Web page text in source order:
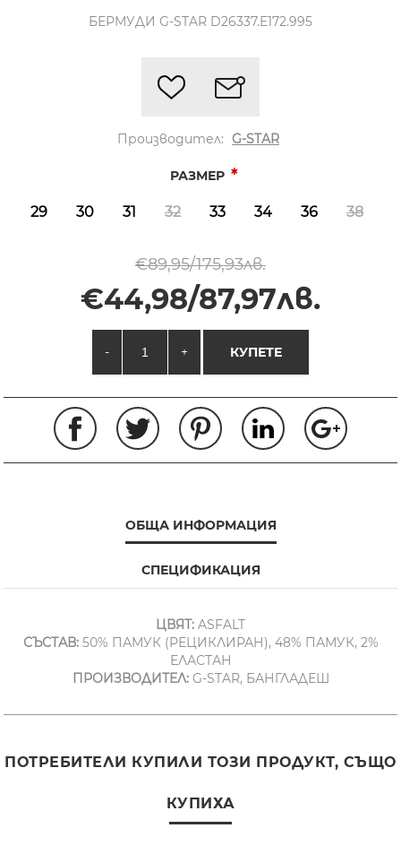
БЕРМУДИ G-STAR D26337.E172.995
Производител: G-STAR
РАЗМЕР *
29 30 31 32 33 34 36 38
€89,95/175,93лв.
€44,98/87,97лв.
- + КУПЕТЕ
ОБЩА ИНФОРМАЦИЯ
СПЕЦИФИКАЦИЯ
ЦВЯТ: ASFALT
СЪСТАВ:50% ПАМУК (РЕЦИКЛИРАН), 48% ПАМУК, 2%
ЕЛАСТАН
ПРОИЗВОДИТЕЛ:G-STAR, БАНГЛАДЕШ
ПОТРЕБИТЕЛИ КУПИЛИ ТОЗИ ПРОДУКТ, СЪЩО
КУПИХА